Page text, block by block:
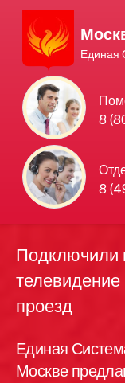
Единая
8
8
Единая
нового
Подключили
проезд
Единая
Москве